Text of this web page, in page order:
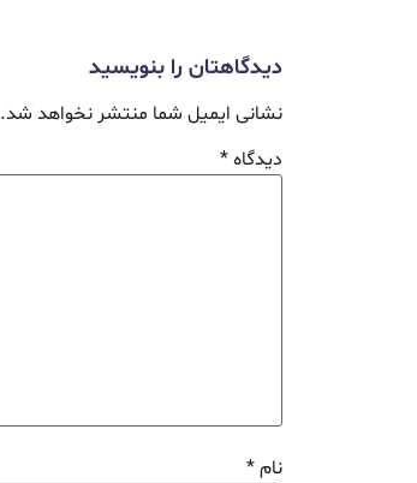
دیدگاهتان را بنویسید
نشانی ایمیل شما منتشر نخواهد شد.
دیدگاه*
نام*